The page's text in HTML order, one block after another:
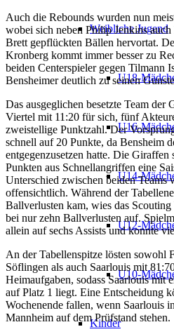
Weibliche Jugend
U18-
U16-
U14-
U12-
U10-
Kinder
Auch die Rebounds wurden nun
wobei sich neben Philip Jenkins
Brett gepflückten Bällen hervortat.
Kronberg kommt immer besser zu
beiden Centerspieler gegen Tilmann
Bensheimer deutlich zu seinen
Das ausgeglichen besetzte Team der
Viertel mit 11:20 für sich, fünf
zweistellige Punktzahl. Der
schnell auf 20 Punkte, da Bensheim
entgegenzusetzen hatte. Die Giraffen
Punkten aus Schnellangriffen eine
Unterschied zwischen beiden Teams
offensichtlich. Während der
Ballverlusten kam, wies das
bei nur zehn Ballverlusten auf.
allein auf sechs Assists und konnte
An der Tabellenspitze lösten sowohl
Söflingen als auch Saarlouis mit
Heimaufgaben, sodass Saarlouis mit
auf Platz 1 liegt. Eine Entscheidung
Wochenende fallen, wenn Saarlouis
Mannheim auf dem Prüfstand stehen.